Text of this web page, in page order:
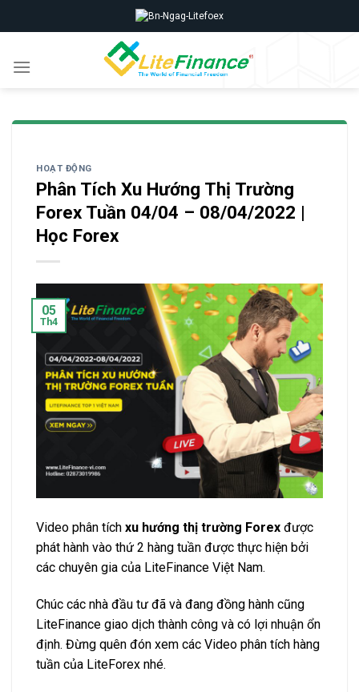
to
HOẠT ĐỘNG
Phân Tích Xu Hướng Thị Trường
Forex Tuần 04/04 – 08/04/2022 |
Học Forex
05
Th4
Video phân tích xu hướng thị trường Forex được
phát hành vào thứ 2 hàng tuần được thực hiện bởi
các chuyên gia của LiteFinance Việt Nam.
Chúc các nhà đầu tư đã và đang đồng hành cũng
LiteFinance giao dịch thành công và có lợi nhuận ổn
định. Đừng quên đón xem các Video phân tích hàng
tuần của LiteForex nhé.